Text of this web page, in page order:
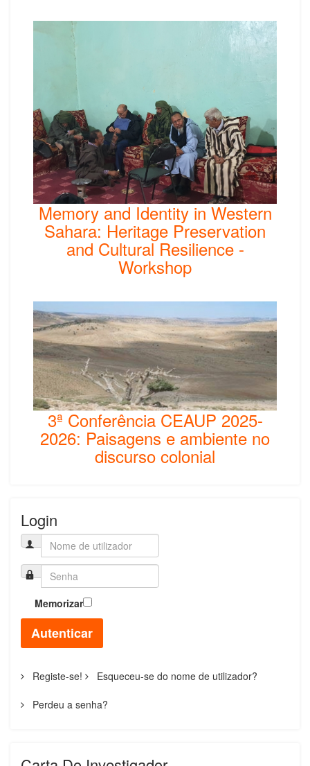
Memory and Identity in Western
Sahara: Heritage Preservation
and Cultural Resilience -
Workshop
3ª Conferência CEAUP 2025-
2026: Paisagens e ambiente no
discurso colonial
Login
Memorizar
Autenticar
Registe-se! Esqueceu-se do nome de utilizador?
Perdeu a senha?